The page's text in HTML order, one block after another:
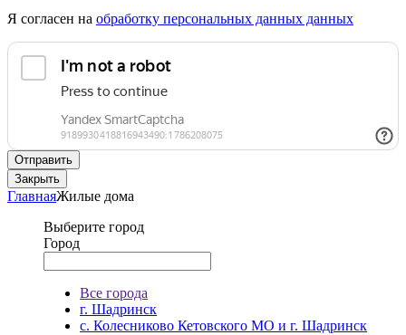
Я согласен на обработку персональных данных данных
Отправить
Закрыть
ГлавнаяЖилые дома
Выберите город
Город
Все города
г. Шадринск
с. Колесниково Кетовского МО и г. Шадринск